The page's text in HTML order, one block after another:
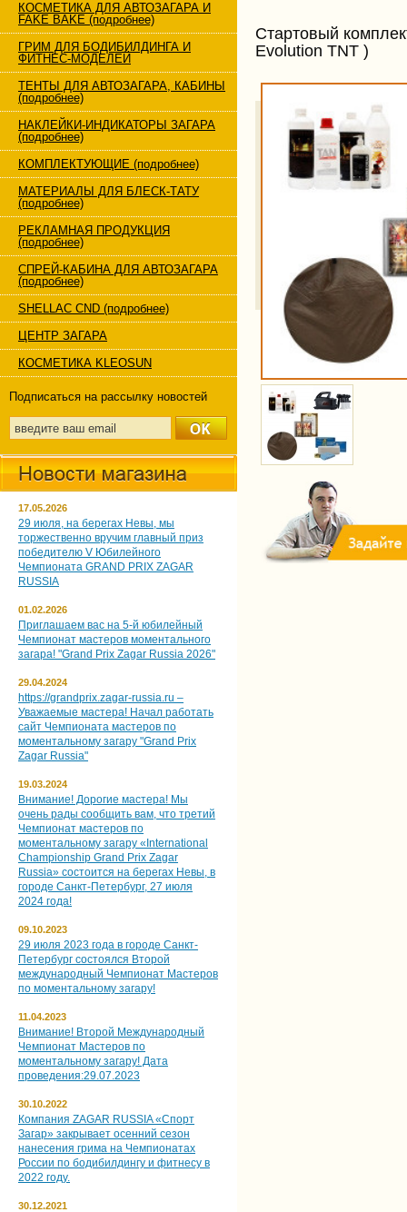
КОСМЕТИКА ДЛЯ АВТОЗАГАРА И
FAKE BAKE (подробнее)
ГРИМ ДЛЯ БОДИБИЛДИНГА И
ФИТНЕС-МОДЕЛЕЙ
ТЕНТЫ ДЛЯ АВТОЗАГАРА, КАБИНЫ
(подробнее)
НАКЛЕЙКИ-ИНДИКАТОРЫ ЗАГАРА
(подробнее)
КОМПЛЕКТУЮЩИЕ (подробнее)
МАТЕРИАЛЫ ДЛЯ БЛЕСК-ТАТУ
(подробнее)
РЕКЛАМНАЯ ПРОДУКЦИЯ
(подробнее)
СПРЕЙ-КАБИНА ДЛЯ АВТОЗАГАРА
(подробнее)
SHELLAC CND (подробнее)
ЦЕНТР ЗАГАРА
КОСМЕТИКА KLEOSUN
Подписаться на рассылку новостей
17.05.2026
29 июля, на берегах Невы, мы
торжественно вручим главный приз
победителю V Юбилейного
Чемпионата GRAND PRIX ZAGAR
RUSSIA
01.02.2026
Приглашаем вас на 5‑й юбилейный
Чемпионат мастеров моментального
загара! "Grand Prix Zagar Russia 2026"
29.04.2024
https://grandprix.zagar-russia.ru –
Уважаемые мастера! Начал работать
сайт Чемпионата мастеров по
моментальному загару "Grand Prix
Zagar Russia"
19.03.2024
Внимание! Дорогие мастера! Мы
очень рады сообщить вам, что третий
Чемпионат мастеров по
моментальному загару «International
Championship Grand Prix Zagar
Russia» состоится на берегах Невы, в
городе Санкт-Петербург, 27 июля
2024 года!
09.10.2023
29 июля 2023 года в городе Санкт-
Петербург состоялся Второй
международный Чемпионат Мастеров
по моментальному загару!
11.04.2023
Внимание! Второй Международный
Чемпионат Мастеров по
моментальному загару! Дата
проведения:29.07.2023
30.10.2022
Компания ZAGAR RUSSIA «Спорт
Загар» закрывает осенний сезон
нанесения грима на Чемпионатах
России по бодибилдингу и фитнесу в
2022 году.
30.12.2021
Стартовый
Evolution TNT )